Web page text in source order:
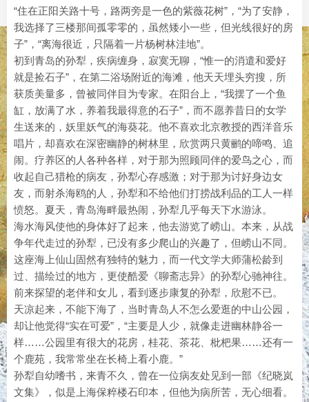
“住在正阳关路十号，路两旁是一色的紫薇花树”，“为了安静，
我选择了三楼那间孤零零的，虽然矮小一些，但光线很好的房
子”，“离海很近，只隔着一片杨树林洼地”。
初到青岛的孙犁，疾病缠身，寂寞无聊，“惟一的消遣和爱好
就是捡石子”，在第二浴场附近的海滩，他天天埋头穷搜，所
获质美量多，曾被同伴目为专家。在阳台上，“我摆了一个鱼
缸，放满了水，养着我最得意的石子”，而不愿养昔日的女学
生送来的，妖里妖气的海葵花。他不喜欢北京教授的西洋音乐
唱片，却喜欢在深密幽静的树林里，欣赏两只黄鹂的啼鸣、追
闹。疗养区的人各种各样，对于那为照顾同伴的爱鸟之心，而
收起自己猎枪的病友，孙犁心存感激；对于那为讨好身边女
友，而射杀海鸥的人，孙犁和不给他们打捞战利品的工人一样
愤怒。夏天，青岛海畔最热闹，孙犁几乎每天下水游泳。
海水海风使他的身体好了起来，他去游览了崂山。本来，从战
争年代走过的孙犁，已没有多少爬山的兴趣了，但崂山不同。
这座海上仙山固然有独特的魅力，而一代文学大师蒲松龄到
过、描绘过的地方，更使酷爱《聊斋志异》的孙犁心驰神往。
前来探望的老伴和女儿，看到逐步康复的孙犁，欣慰不已。
天凉起来，不能下海了，当时青岛人不怎么爱逛的中山公园，
却让他觉得“实在可爱”，“主要是人少，就像走进幽林静谷一
样……公园里有很大的花房，桂花、茶花、枇杷果……还有一
个鹿苑，我常常坐在长椅上看小鹿。”
孙犁自幼嗜书，来青不久，曾在一位病友处见到一部《纪晓岚
文集》，似是上海保粹楼石印本，但他为病所苦，无心细看。